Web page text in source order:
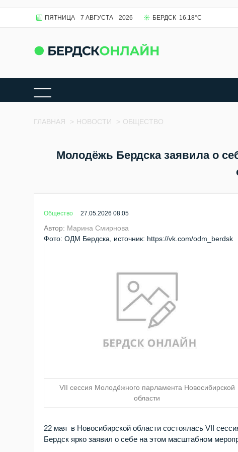
ПЯТНИЦА 7 АВГУСТА 2026 БЕРДСК 16.18°C
ГЛАВНАЯ > НОВОСТИ > ОБЩЕСТВО
Молодёжь Бердска заявила о
Общество 27.05.2026 08:05
Автор: Марина Смирнова
Фото: ОДМ Бердска, источник: https://vk.com/odm_berdsk
VII сессия Молодёжного парламента Новосибирской
области
22 мая в Новосибирской области состоялась VII
Бердск ярко заявил о себе на этом масштабном